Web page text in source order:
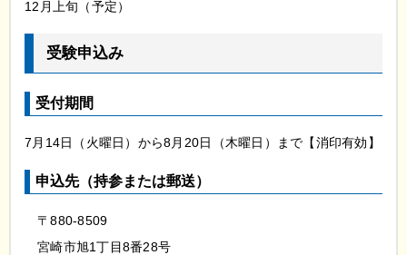
12月上旬（予定）
受験申込み
受付期間
7月14日（火曜日）から8月20日（木曜日）まで【消印有効】
申込先（持参または郵送）
〒880-8509
宮崎市旭1丁目8番28号